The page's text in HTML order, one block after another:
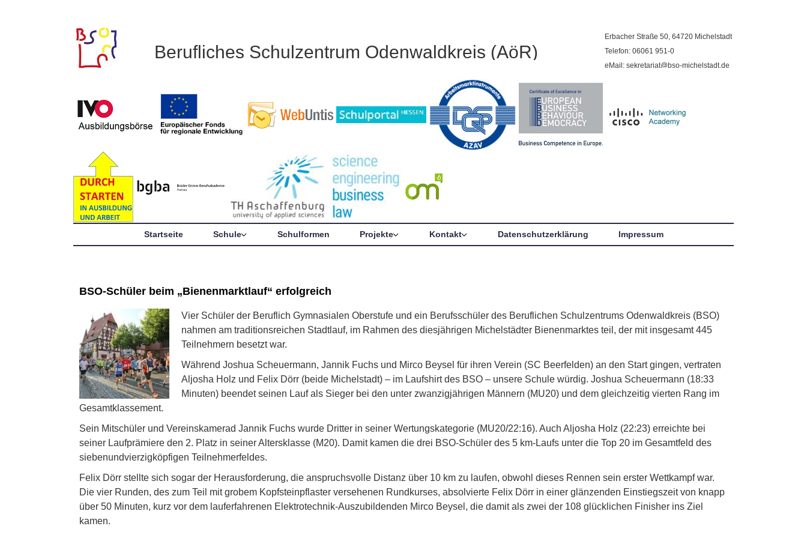
Berufliches Schulzentrum Odenwaldkreis (AöR)
Erbacher Straße 50, 64720 Michelstadt
Telefon: 06061 951-0
eMail: sekretariat@bso-michelstadt.de
Startseite Schule Schulformen Projekte Kontakt Datenschutzerklärung Impressum
BSO-Schüler beim „Bienenmarktlauf“ erfolgreich
Vier Schüler der Beruflich Gymnasialen Oberstufe und ein Berufsschüler des Beruflichen Schulzentrums Odenwaldkreis (BSO)
nahmen am traditionsreichen Stadtlauf, im Rahmen des diesjährigen Michelstädter Bienenmarktes teil, der mit insgesamt 445
Teilnehmern besetzt war.
Während Joshua Scheuermann, Jannik Fuchs und Mirco Beysel für ihren Verein (SC Beerfelden) an den Start gingen, vertraten
Aljosha Holz und Felix Dörr (beide Michelstadt) – im Laufshirt des BSO – unsere Schule würdig. Joshua Scheuermann (18:33
Minuten) beendet seinen Lauf als Sieger bei den unter zwanzigjährigen Männern (MU20) und dem gleichzeitig vierten Rang im
Gesamtklassement.
Sein Mitschüler und Vereinskamerad Jannik Fuchs wurde Dritter in seiner Wertungskategorie (MU20/22:16). Auch Aljosha Holz (22:23) erreichte bei
seiner Laufprämiere den 2. Platz in seiner Altersklasse (M20). Damit kamen die drei BSO-Schüler des 5 km-Laufs unter die Top 20 im Gesamtfeld des
siebenundvierzigköpfigen Teilnehmerfeldes.
Felix Dörr stellte sich sogar der Herausforderung, die anspruchsvolle Distanz über 10 km zu laufen, obwohl dieses Rennen sein erster Wettkampf war.
Die vier Runden, des zum Teil mit grobem Kopfsteinpflaster versehenen Rundkurses, absolvierte Felix Dörr in einer glänzenden Einstiegszeit von knapp
über 50 Minuten, kurz vor dem lauferfahrenen Elektrotechnik-Auszubildenden Mirco Beysel, die damit als zwei der 108 glücklichen Finisher ins Ziel
kamen.